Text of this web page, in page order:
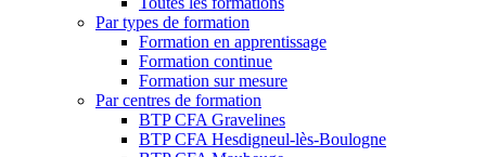
Par types de formation
Formation en apprentissage
Formation continue
Formation sur mesure
Par centres de formation
BTP CFA Gravelines
BTP CFA Hesdigneul-lès-Boulogne